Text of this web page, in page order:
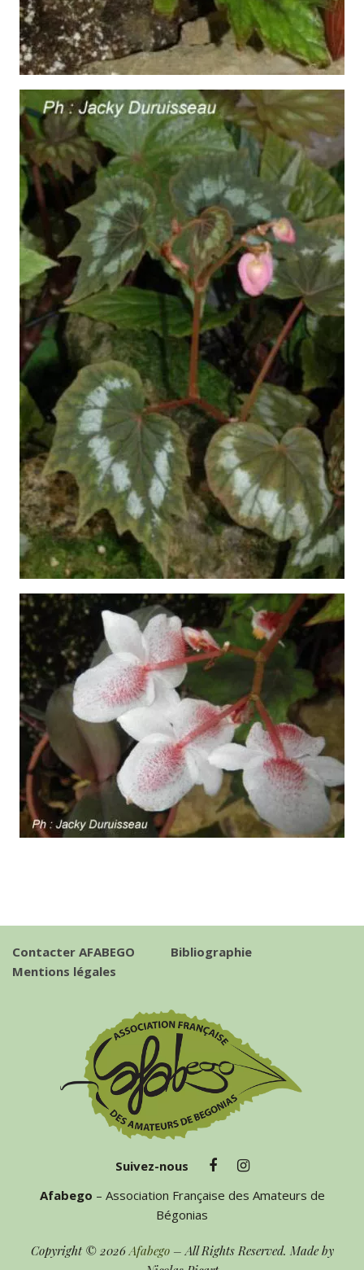
Contacter AFABEGO
Bibliographie
Mentions légales
Suivez-nous
Afabego – Association Française des Amateurs de
Bégonias
Copyright © 2026Afabego– All Rights Reserved. Made by